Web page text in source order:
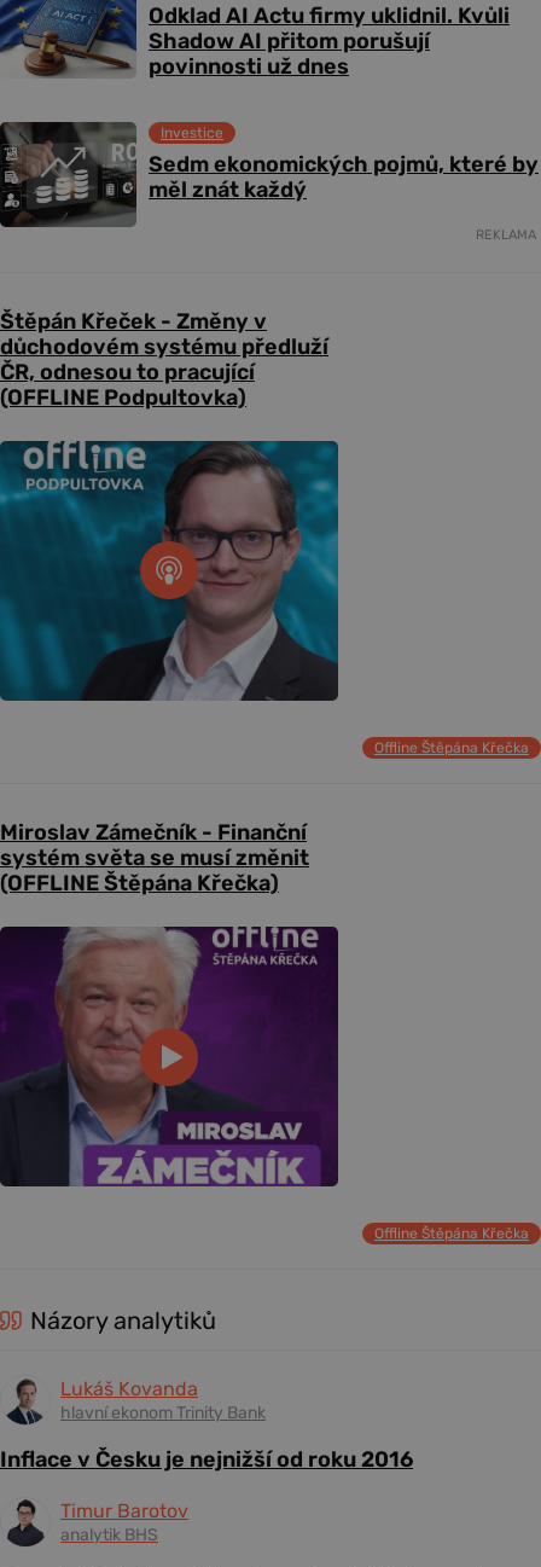
Odklad AI Actu firmy uklidnil. Kvůli
Shadow AI přitom porušují
povinnosti už dnes
Sedm ekonomických pojmů, které by
měl znát každý
Investice
REKLAMA
Štěpán Křeček - Změny v
důchodovém systému předluží
ČR, odnesou to pracující
(OFFLINE Podpultovka)
Offline Štěpána Křečka
Miroslav Zámečník - Finanční
systém světa se musí změnit
(OFFLINE Štěpána Křečka)
Offline Štěpána Křečka
Názory analytiků
Lukáš Kovanda
hlavní ekonom Trinity Bank
Inflace v Česku je nejnižší od roku 2016
Timur Barotov
analytik BHS